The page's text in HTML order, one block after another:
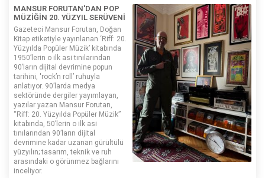
MANSUR FORUTAN'DAN POP
MÜZİĞİN 20. YÜZYIL SERÜVENİ
Gazeteci Mansur Forutan, Doğan
Kitap etiketiyle yayınlanan ‘Riff: 20.
Yüzyılda Popüler Müzik’ kitabında
1950’lerin o ilk asi tınılarından
90’ların dijital devrimine popun
tarihini, 'rock’n roll’ ruhuyla
anlatıyor. 90’larda medya
sektöründe dergiler yayımlayan,
yazılar yazan Mansur Forutan,
“Riff: 20. Yüzyılda Popüler Müzik”
kitabında, 50’lerin o ilk asi
tınılarından 90’ların dijital
devrimine kadar uzanan gürültülü
yüzyılın; tasarım, teknik ve ruh
arasındaki o görünmez bağlarını
inceliyor.